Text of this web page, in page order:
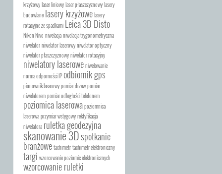
krzyżowy laser liniowy laser płaszczyznowy lasery
budowlane lasery krzyżowe lasery
rotacyjne ze spadkami Leica 3D Disto
Nikon Nivo niwelacja niwelacja trygonometryczna
niwelator niwelator laserowy niwelator optyczny
niwelator płaszczyznowy niwelator rotacyjny
niwelatory laserowe niwelowanie
norma odporności IP odbiornik gps
pionownik laserowy pomiar drzew pomiar
niwelatorem pomiar odległości telefonem
poziomica laserowa poziomnica
laserowa przymiar wstęgowy rektyfikacja
niwelatora ruletka geodezyjna
skanowanie 3Dspotkanie
branżowe tachimetr tachimetr elektroniczny
targi wzorcowanie poziomic elektronicznych
wzorcowanie ruletki